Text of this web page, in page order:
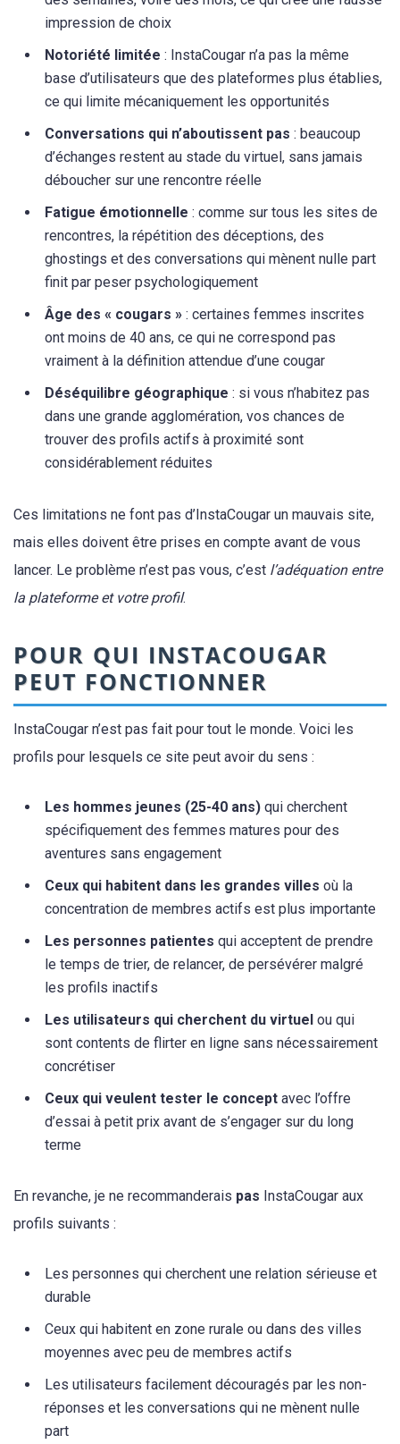
impression de choix
Notoriété limitée : InstaCougar n’a pas la même
base d’utilisateurs que des plateformes plus établies,
ce qui limite mécaniquement les opportunités
Conversations qui n’aboutissent pas : beaucoup
d’échanges restent au stade du virtuel, sans jamais
déboucher sur une rencontre réelle
Fatigue émotionnelle : comme sur tous les sites de
rencontres, la répétition des déceptions, des
ghostings et des conversations qui mènent nulle part
finit par peser psychologiquement
Âge des « cougars » : certaines femmes inscrites
ont moins de 40 ans, ce qui ne correspond pas
vraiment à la définition attendue d’une cougar
Déséquilibre géographique : si vous n’habitez pas
dans une grande agglomération, vos chances de
trouver des profils actifs à proximité sont
considérablement réduites
Ces limitations ne font pas d’InstaCougar un mauvais site,
mais elles doivent être prises en compte avant de vous
lancer. Le problème n’est pas vous, c’est l’adéquation entre
la plateforme et votre profil.
POUR QUI INSTACOUGAR
PEUT FONCTIONNER
InstaCougar n’est pas fait pour tout le monde. Voici les
profils pour lesquels ce site peut avoir du sens :
Les hommes jeunes (25-40 ans) qui cherchent
spécifiquement des femmes matures pour des
aventures sans engagement
Ceux qui habitent dans les grandes villes où la
concentration de membres actifs est plus importante
Les personnes patientes qui acceptent de prendre
le temps de trier, de relancer, de persévérer malgré
les profils inactifs
Les utilisateurs qui cherchent du virtuel ou qui
sont contents de flirter en ligne sans nécessairement
concrétiser
Ceux qui veulent tester le concept avec l’offre
d’essai à petit prix avant de s’engager sur du long
terme
En revanche, je ne recommanderais pas InstaCougar aux
profils suivants :
Les personnes qui cherchent une relation sérieuse et
durable
Ceux qui habitent en zone rurale ou dans des villes
moyennes avec peu de membres actifs
Les utilisateurs facilement découragés par les non-
réponses et les conversations qui ne mènent nulle
part